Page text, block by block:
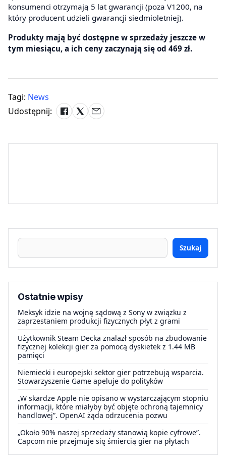
konsumenci otrzymają 5 lat gwarancji (poza V1200, na
który producent udzieli gwarancji siedmioletniej).
Produkty mają być dostępne w sprzedaży jeszcze w
tym miesiącu, a ich ceny zaczynają się od 469 zł.
Tagi: News
Udostępnij:
Szukaj
Ostatnie wpisy
Meksyk idzie na wojnę sądową z Sony w związku z
zaprzestaniem produkcji fizycznych płyt z grami
Użytkownik Steam Decka znalazł sposób na zbudowanie
fizycznej kolekcji gier za pomocą dyskietek z 1.44 MB
pamięci
Niemiecki i europejski sektor gier potrzebują wsparcia.
Stowarzyszenie Game apeluje do polityków
„W skardze Apple nie opisano w wystarczającym stopniu
informacji, które miałyby być objęte ochroną tajemnicy
handlowej”. OpenAI żąda odrzucenia pozwu
„Około 90% naszej sprzedaży stanowią kopie cyfrowe”.
Capcom nie przejmuje się śmiercią gier na płytach